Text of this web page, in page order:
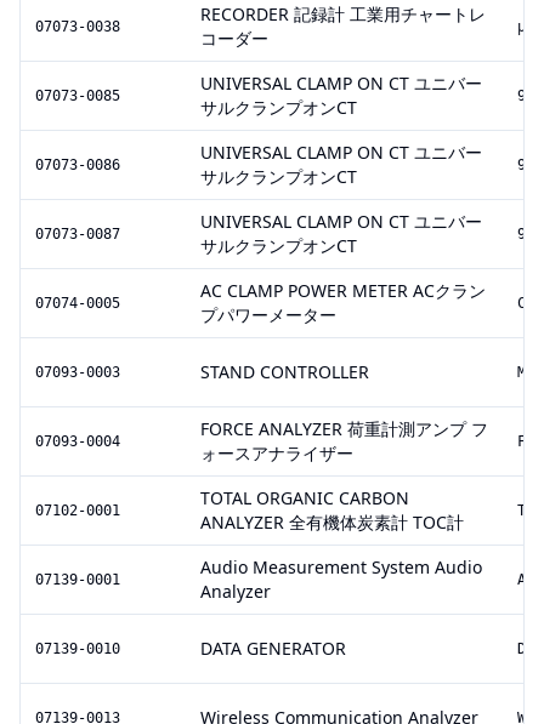
07073-0038
RECORDER 記録計 工業用チャートレ
コーダー
07073-0085
UNIVERSAL CLAMP ON CT ユニバー
サルクランプオンCT
07073-0086
UNIVERSAL CLAMP ON CT ユニバー
サルクランプオンCT
07073-0087
UNIVERSAL CLAMP ON CT ユニバー
サルクランプオンCT
07074-0005
AC CLAMP POWER METER ACクラン
プパワーメーター
07093-0003 STAND CONTROLLER
07093-0004
FORCE ANALYZER 荷重計測アンプ フ
ォースアナライザー
07102-0001
TOTAL ORGANIC CARBON
ANALYZER 全有機体炭素計 TOC計
07139-0001
Audio Measurement System Audio
Analyzer
A2
07139-0010 DATA GENERATOR
07139-0013 Wireless Communication Analyzer